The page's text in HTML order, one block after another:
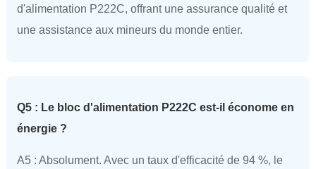
d'alimentation P222C, offrant une assurance qualité et
une assistance aux mineurs du monde entier.
Q5 : Le bloc d'alimentation P222C est-il économe en
énergie ?
A5 : Absolument. Avec un taux d'efficacité de 94 %, le